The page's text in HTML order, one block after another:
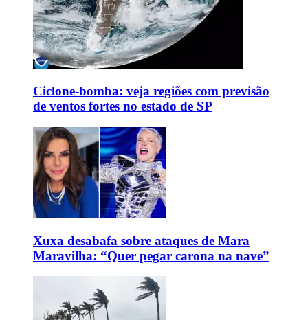
Ciclone-bomba: veja regiões com previsão
de ventos fortes no estado de SP
Xuxa desabafa sobre ataques de Mara
Maravilha: “Quer pegar carona na nave”